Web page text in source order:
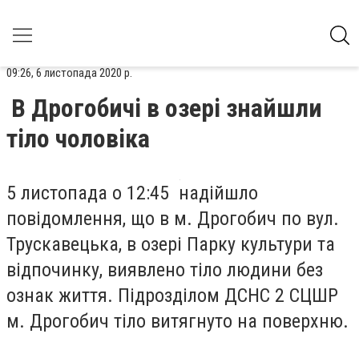
09:26, 6 листопада 2020 р.
В Дрогобичі в озері знайшли
тіло чоловіка
5 листопада о 12:45 надійшло
повідомлення, що в м. Дрогобич по вул.
Трускавецька, в озері Парку культури та
відпочинку, виявлено тіло людини без
ознак життя. Підрозділом ДСНС 2 СЦШР
м. Дрогобич тіло витягнуто на поверхню.